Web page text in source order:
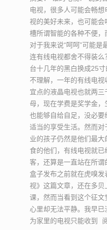
电视，很多人可能会畅想
视的美好未来，也可能会
槽所谓智能的各种不便，
对于我来说“呵呵”可能是
连有线电视都舍不得装
台十几年的黑白换成25
不理解，一年的有线电
宜点的液晶电视也就两
母，现在学费是奖学金
也能够自给自足，没必
适当的享受生活。然而
业的孩子仍然是他们最
食的他们，有线电视就
客，还算是一直站在所
盒子发布之前就在虎嗅
视》这篇文章，还在多
课，然而当看到这个征文
心里却无法平静。我早
为家里的电视只能收到